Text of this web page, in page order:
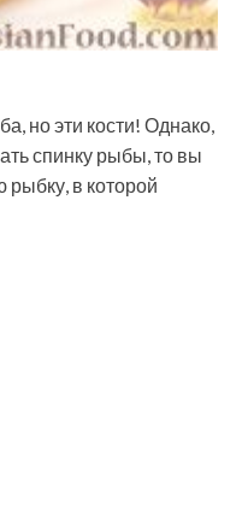
но эти кости! Однако,
спинку рыбы, то вы
в которой